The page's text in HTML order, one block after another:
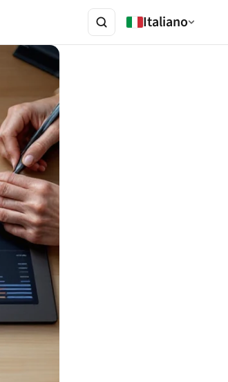
Italiano